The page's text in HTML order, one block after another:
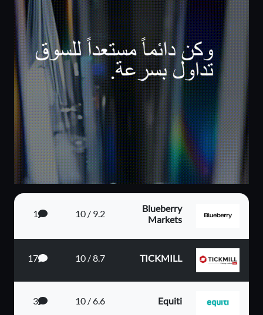
Blueberry
Markets
9.2 / 10
1
TICKMILL
8.7 / 10
17
Equiti
6.6 / 10
3